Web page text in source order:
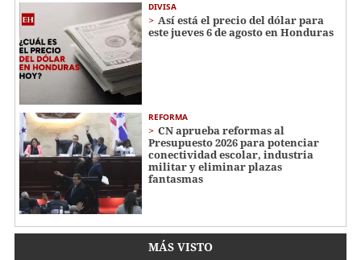
DIVISA
Así está el precio del dólar para
este jueves 6 de agosto en Honduras
REFORMA
CN aprueba reformas al
Presupuesto 2026 para potenciar
conectividad escolar, industria
militar y eliminar plazas
fantasmas
MÁS VISTO